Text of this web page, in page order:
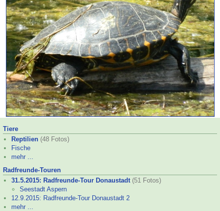
Tiere
Reptilien (48 Fotos)
Fische
mehr ...
Radfreunde-Touren
31.5.2015: Radfreunde-Tour Donaustadt (51 Fotos)
Seestadt Aspern
12.9.2015: Radfreunde-Tour Donaustadt 2
mehr ...